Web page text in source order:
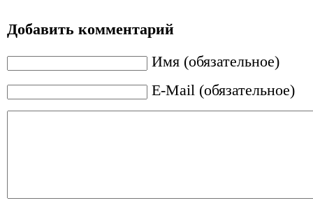
Добавить комментарий
Имя (обязательное)
E-Mail (обязательное)